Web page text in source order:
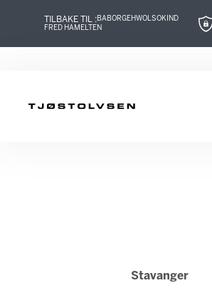
innhold
navigasjon
innhold
navigasjon
TILBAKE TIL :BABORGEHWOLSOKIND
FRED HAMELTEN
Stavanger